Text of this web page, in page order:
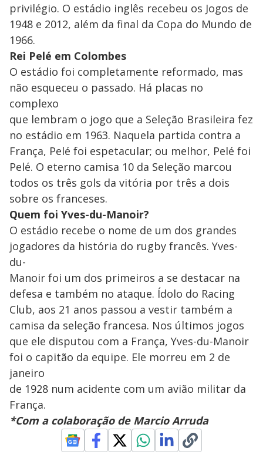
privilégio. O estádio inglês recebeu os Jogos de
1948 e 2012, além da final da Copa do Mundo de
1966.
Rei Pelé em Colombes
O estádio foi completamente reformado, mas
não esqueceu o passado. Há placas no
complexo
que lembram o jogo que a Seleção Brasileira fez
no estádio em 1963. Naquela partida contra a
França, Pelé foi espetacular; ou melhor, Pelé foi
Pelé. O eterno camisa 10 da Seleção marcou
todos os três gols da vitória por três a dois
sobre os franceses.
Quem foi Yves-du-Manoir?
O estádio recebe o nome de um dos grandes
jogadores da história do rugby francês. Yves-
du-
Manoir foi um dos primeiros a se destacar na
defesa e também no ataque. Ídolo do Racing
Club, aos 21 anos passou a vestir também a
camisa da seleção francesa. Nos últimos jogos
que ele disputou com a França, Yves-du-Manoir
foi o capitão da equipe. Ele morreu em 2 de
janeiro
de 1928 num acidente com um avião militar da
França.
*Com a colaboração de Marcio Arruda